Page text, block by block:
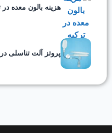
هزینه بالون معده در
پروتز آلت تناسلی